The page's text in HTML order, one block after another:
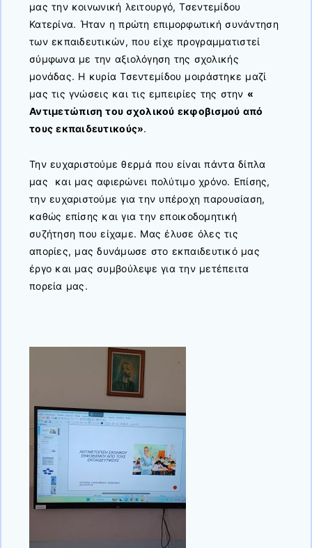
μας την κοινωνική λειτουργό, Τσεντεμίδου
Κατερίνα. Ήταν η πρώτη επιμορφωτική συνάντηση
των εκπαιδευτικών, που είχε προγραμματιστεί
σύμφωνα με την αξιολόγηση της σχολικής
μονάδας. Η κυρία Τσεντεμίδου μοιράστηκε μαζί
μας τις γνώσεις και τις εμπειρίες της στην «
Αντιμετώπιση του σχολικού εκφοβισμού από
τους εκπαιδευτικούς».
Την ευχαριστούμε θερμά που είναι πάντα δίπλα
μας και μας αφιερώνει πολύτιμο χρόνο. Επίσης,
την ευχαριστούμε για την υπέροχη παρουσίαση,
καθώς επίσης και για την εποικοδομητική
συζήτηση που είχαμε. Μας έλυσε όλες τις
απορίες, μας δυνάμωσε στο εκπαιδευτικό μας
έργο και μας συμβούλεψε για την μετέπειτα
πορεία μας.